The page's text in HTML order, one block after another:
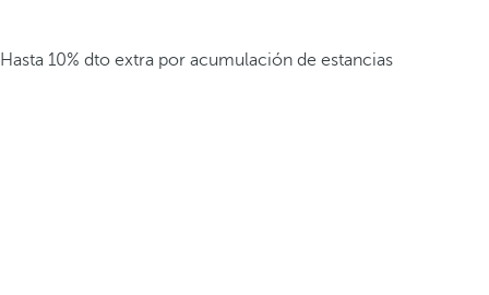
Hasta 10% dto extra por acumulación de estancias